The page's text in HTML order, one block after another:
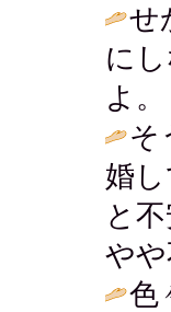
せ
に
よ
そ
婚
と
や
色